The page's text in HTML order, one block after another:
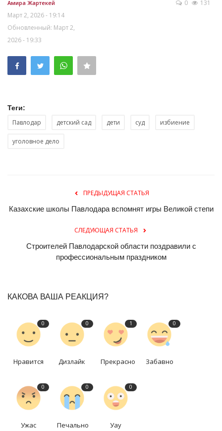
Амира Жартекей
Март 2, 2026 - 19:14
Обновленный: Март 2,
2026 - 19:33
0 131
Теги:
Павлодар детский сад дети суд избиение
уголовное дело
ПРЕДЫДУЩАЯ СТАТЬЯ
Казахские школы Павлодара вспомнят игры Великой степи
СЛЕДУЮЩАЯ СТАТЬЯ
Строителей Павлодарской области поздравили с
профессиональным праздником
КАКОВА ВАША РЕАКЦИЯ?
0
Нравится
0
Дизлайк
1
Прекрасно
0
Забавно
0
Ужас
0
Печально
0
Уау